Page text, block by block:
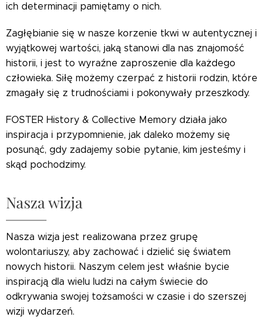
ich determinacji pamiętamy o nich.
Zagłębianie się w nasze korzenie tkwi w autentycznej i
wyjątkowej wartości, jaką stanowi dla nas znajomość
historii, i jest to wyraźne zaproszenie dla każdego
człowieka. Siłę możemy czerpać z historii rodzin, które
zmagały się z trudnościami i pokonywały przeszkody.
FOSTER History & Collective Memory działa jako
inspiracja i przypomnienie, jak daleko możemy się
posunąć, gdy zadajemy sobie pytanie, kim jesteśmy i
skąd pochodzimy.
Nasza wizja
Nasza wizja jest realizowana przez grupę
wolontariuszy, aby zachować i dzielić się światem
nowych historii. Naszym celem jest właśnie bycie
inspiracją dla wielu ludzi na całym świecie do
odkrywania swojej tożsamości w czasie i do szerszej
wizji wydarzeń.